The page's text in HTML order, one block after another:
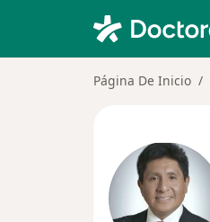
Página De Inicio